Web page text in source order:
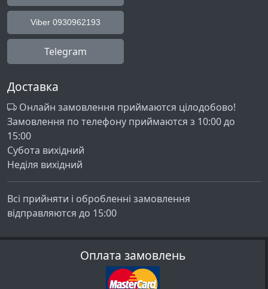
Viber 0930962193
Telegram
Доставка
Онлайн замовлення приймаются цілодобово!
Замовлення по телефону приймаются з 10:00 до
15:00
Субота вихідний
Неділя вихідний
Всі прийняти і обробленні замовлення
відправляются до 15:00
Оплата замовлень